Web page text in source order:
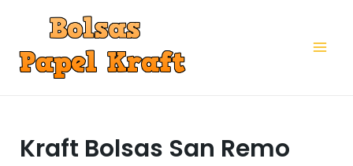
contenido
Kraft Bolsas San Remo